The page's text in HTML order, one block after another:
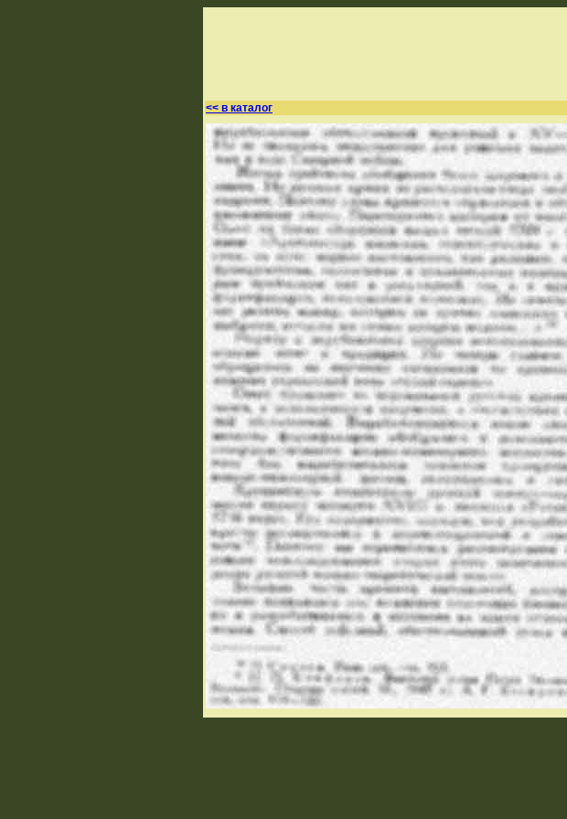
<< в каталог